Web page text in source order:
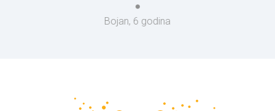
Bojan, 6 godina